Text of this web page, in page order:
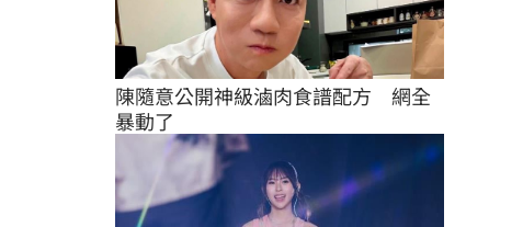
陳隨意公開神級滷肉食譜配方　網全
暴動了